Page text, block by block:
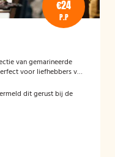
€24
P.P
van gemarineerde
voor liefhebbers van
dit gerust bij de